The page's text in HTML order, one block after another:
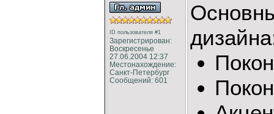
ID пользователя #1
Зарегистрирован:
Воскресенье
27.06.2004 12:37
Местонахождение:
Санкт-Петербург
Сообщений: 601